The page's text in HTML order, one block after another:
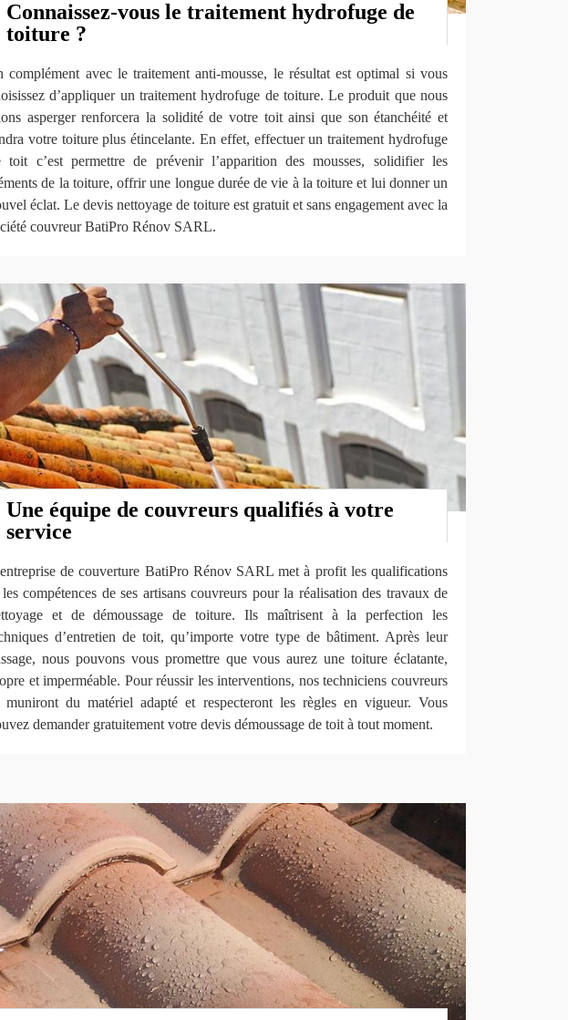
Connaissez-vous le traitement hydrofuge de
toiture ?
complément avec le traitement anti-mousse, le résultat est optimal si vous
d’appliquer un traitement hydrofuge de toiture. Le produit que nous
asperger renforcera la solidité de votre toit ainsi que son étanchéité et
votre toiture plus étincelante. En effet, effectuer un traitement hydrofuge
toit c’est permettre de prévenir l’apparition des mousses, solidifier les
de la toiture, offrir une longue durée de vie à la toiture et lui donner un
éclat. Le devis nettoyage de toiture est gratuit et sans engagement avec la
couvreur BatiPro Rénov SARL.
Une équipe de couvreurs qualifiés à votre
service
de couverture BatiPro Rénov SARL met à profit les qualifications
compétences de ses artisans couvreurs pour la réalisation des travaux de
et de démoussage de toiture. Ils maîtrisent à la perfection les
d’entretien de toit, qu’importe votre type de bâtiment. Après leur
nous pouvons vous promettre que vous aurez une toiture éclatante,
et imperméable. Pour réussir les interventions, nos techniciens couvreurs
muniront du matériel adapté et respecteront les règles en vigueur. Vous
demander gratuitement votre devis démoussage de toit à tout moment.